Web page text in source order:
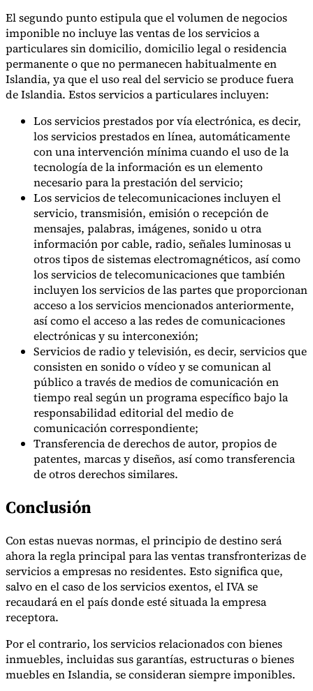
El segundo punto estipula que el volumen de negocios
imponible no incluye las ventas de los servicios a
particulares sin domicilio, domicilio legal o residencia
permanente o que no permanecen habitualmente en
Islandia, ya que el uso real del servicio se produce fuera
de Islandia. Estos servicios a particulares incluyen:
Los servicios prestados por vía electrónica, es decir,
los servicios prestados en línea, automáticamente
con una intervención mínima cuando el uso de la
tecnología de la información es un elemento
necesario para la prestación del servicio;
Los servicios de telecomunicaciones incluyen el
servicio, transmisión, emisión o recepción de
mensajes, palabras, imágenes, sonido u otra
información por cable, radio, señales luminosas u
otros tipos de sistemas electromagnéticos, así como
los servicios de telecomunicaciones que también
incluyen los servicios de las partes que proporcionan
acceso a los servicios mencionados anteriormente,
así como el acceso a las redes de comunicaciones
electrónicas y su interconexión;
Servicios de radio y televisión, es decir, servicios que
consisten en sonido o vídeo y se comunican al
público a través de medios de comunicación en
tiempo real según un programa específico bajo la
responsabilidad editorial del medio de
comunicación correspondiente;
Transferencia de derechos de autor, propios de
patentes, marcas y diseños, así como transferencia
de otros derechos similares.
Conclusión
Con estas nuevas normas, el principio de destino será
ahora la regla principal para las ventas transfronterizas de
servicios a empresas no residentes. Esto significa que,
salvo en el caso de los servicios exentos, el IVA se
recaudará en el país donde esté situada la empresa
receptora.
Por el contrario, los servicios relacionados con bienes
inmuebles, incluidas sus garantías, estructuras o bienes
muebles en Islandia, se consideran siempre imponibles.